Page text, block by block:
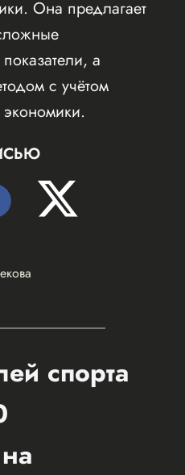
Она предлагает
а
с учётом
спорта